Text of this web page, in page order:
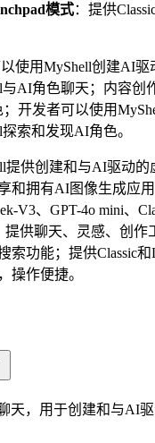
模式：提供
使用MyShell创建AI驱
与AI角色聊天；内容创
开发者可以使用
索和发现AI角色。
提供创建和与AI驱动的
和拥有AI图像生成应
V3、GPT-4o mini、
提供聊天、灵感、创
索功能；提供Classic和
操作便捷。
天，用于创建和与AI